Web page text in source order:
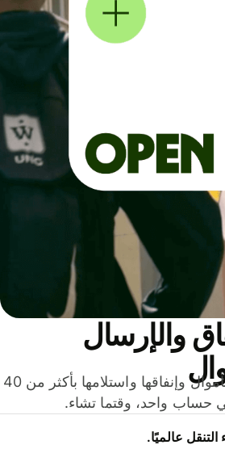
والإرسال
وفّر المال عند إرسال الأموال وإنفاقها واستلامها بأكثر من 40
واحد، وقتما تشاء.
عالميًا.